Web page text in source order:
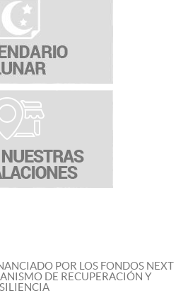
POR LOS FONDOS NEXT
DE RECUPERACIÓN Y